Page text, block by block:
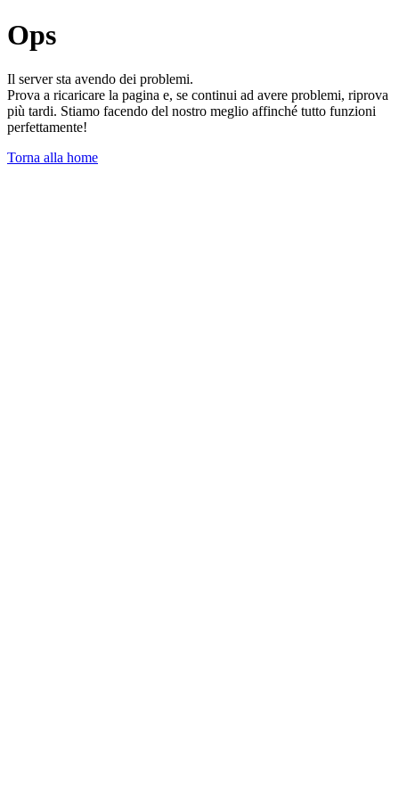
Ops
Il server sta avendo dei problemi.
Prova a ricaricare la pagina e, se continui ad avere problemi, riprova
più tardi. Stiamo facendo del nostro meglio affinché tutto funzioni
perfettamente!
Torna alla home